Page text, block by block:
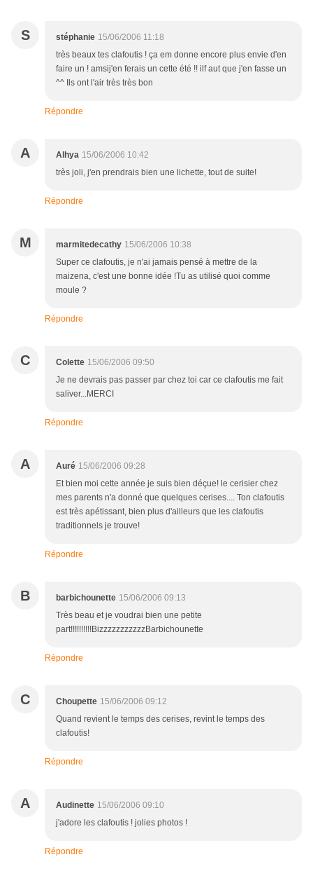
S stéphanie 15/06/2006 11:18
très beaux tes clafoutis ! ça em donne encore plus envie d'en
faire un ! amsij'en ferais un cette été !! ilf aut que j'en fasse un
^^ Ils ont l'air très très bon
Répondre
A Alhya 15/06/2006 10:42
très joli, j'en prendrais bien une lichette, tout de suite!
Répondre
M marmitedecathy 15/06/2006 10:38
Super ce clafoutis, je n'ai jamais pensé à mettre de la
maizena, c'est une bonne idée !Tu as utilisé quoi comme
moule ?
Répondre
C Colette 15/06/2006 09:50
Je ne devrais pas passer par chez toi car ce clafoutis me fait
saliver...MERCI
Répondre
A Auré 15/06/2006 09:28
Et bien moi cette année je suis bien déçue! le cerisier chez
mes parents n'a donné que quelques cerises.... Ton clafoutis
est très apétissant, bien plus d'ailleurs que les clafoutis
traditionnels je trouve!
Répondre
B barbichounette 15/06/2006 09:13
Très beau et je voudrai bien une petite
part!!!!!!!!!!BizzzzzzzzzzzBarbichounette
Répondre
C Choupette 15/06/2006 09:12
Quand revient le temps des cerises, revint le temps des
clafoutis!
Répondre
A Audinette 15/06/2006 09:10
j'adore les clafoutis ! jolies photos !
Répondre